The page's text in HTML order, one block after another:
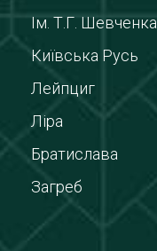
Ім. Т.Г. Шевченка
Київська Русь
Лейпциг
Ліра
Братислава
Загреб